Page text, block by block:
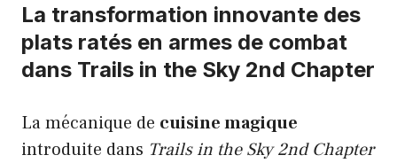
La transformation innovante des
plats ratés en armes de combat
dans Trails in the Sky 2nd Chapter
La mécanique de cuisine magique
introduite dans Trails in the Sky 2nd Chapter